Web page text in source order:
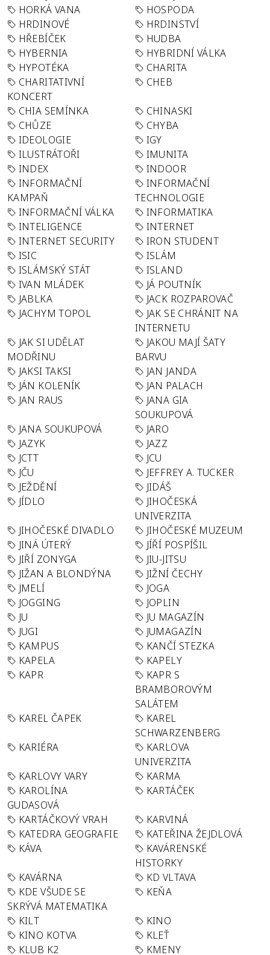
HORKÁ VANA
HOSPODA
HRDINOVÉ
HRDINSTVÍ
HŘEBÍČEK
HUDBA
HYBERNIA
HYBRIDNÍ VÁLKA
HYPOTÉKA
CHARITA
CHARITATIVNÍ
KONCERT
CHEB
CHIA SEMÍNKA
CHINASKI
CHŮZE
CHYBA
IDEOLOGIE
IGY
ILUSTRÁTOŘI
IMUNITA
INDEX
INDOOR
INFORMAČNÍ
KAMPAŇ
INFORMAČNÍ
TECHNOLOGIE
INFORMAČNÍ VÁLKA
INFORMATIKA
INTELIGENCE
INTERNET
INTERNET SECURITY
IRON STUDENT
ISIC
ISLÁM
ISLÁMSKÝ STÁT
ISLAND
IVAN MLÁDEK
JÁ POUTNÍK
JABLKA
JACK ROZPAROVAČ
JACHYM TOPOL
JAK SE CHRÁNIT NA
INTERNETU
JAK SI UDĚLAT
MODŘINU
JAKOU MAJÍ ŠATY
BARVU
JAKSI TAKSI
JAN JANDA
JÁN KOLENÍK
JAN PALACH
JAN RAUS
JANA GIA
SOUKUPOVÁ
JANA SOUKUPOVÁ
JARO
JAZYK
JAZZ
JCTT
JCU
JČU
JEFFREY A. TUCKER
JEŽDĚNÍ
JIDÁŠ
JÍDLO
JIHOČESKÁ
UNIVERZITA
JIHOČESKÉ DIVADLO
JIHOČESKÉ MUZEUM
JINÁ ÚTERÝ
JÍŘÍ POSPÍŠIL
JIŘÍ ZONYGA
JIU-JITSU
JIŽAN A BLONDÝNA
JIŽNÍ ČECHY
JMELÍ
JOGA
JOGGING
JOPLIN
JU
JU MAGAZÍN
JUGI
JUMAGAZÍN
KAMPUS
KANČÍ STEZKA
KAPELA
KAPELY
KAPR
KAPR S
BRAMBOROVÝM
SALÁTEM
KAREL ČAPEK
KAREL
SCHWARZENBERG
KARIÉRA
KARLOVA
UNIVERZITA
KARLOVY VARY
KARMA
KAROLÍNA
GUDASOVÁ
KARTÁČEK
KARTÁČKOVÝ VRAH
KARVINÁ
KATEDRA GEOGRAFIE
KATEŘINA ŽEJDLOVÁ
KÁVA
KAVÁRENSKÉ
HISTORKY
KAVÁRNA
KD VLTAVA
KDE VŠUDE SE
SKRÝVÁ MATEMATIKA
KEŇA
KILT
KINO
KINO KOTVA
KLEŤ
KLUB K2
KMENY